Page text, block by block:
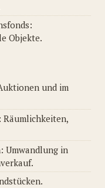
Objekte.
und im
Räumlichkeiten,
Umwandlung in